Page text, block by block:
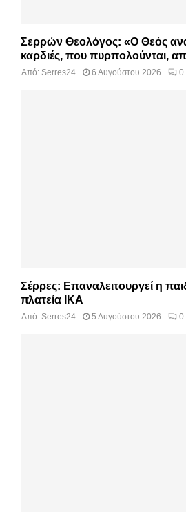
Σερρών Θεολόγος: «Ο Θεός
καρδιές, που πυρπολούνται,
Από: Serres24 6 Αυγούστου 2026 0
Σέρρες: Επαναλειτουργεί η
πλατεία ΙΚΑ
Από: Serres24 5 Αυγούστου 2026 0